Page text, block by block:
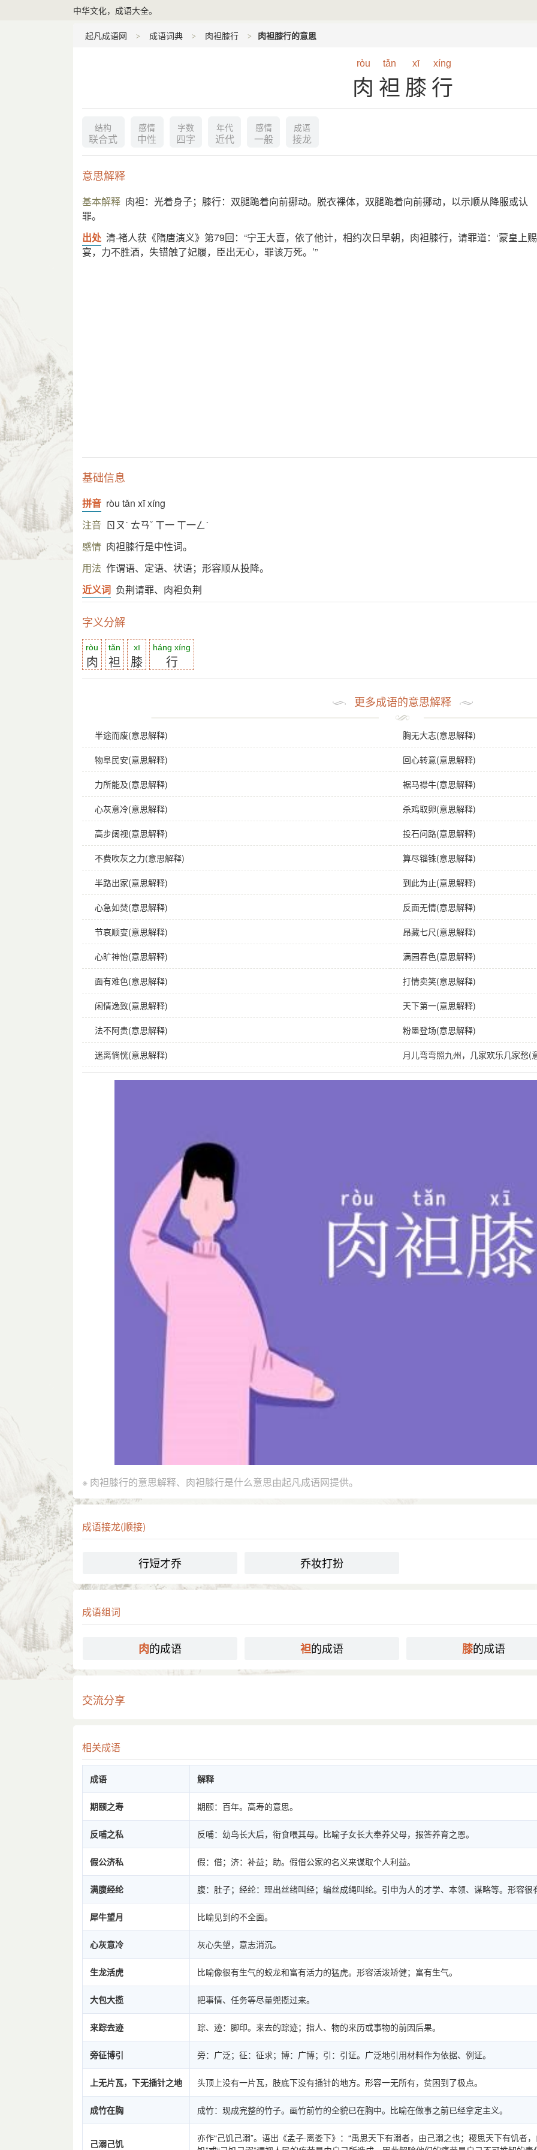
中华文化，成语大全。
起凡成语网 成语词典 肉袒膝行 肉袒膝行的意思
ròu tǎn xī xíng
肉袒膝行
结构
联合式
感情
中性
字数
四字
年代
近代
感情
一般
成语
接龙
意思解释
基本解释 肉袒：光着身子；膝行：双腿跪着向前挪动。脱衣裸体，双腿跪着向前挪动，以示顺从降服或认
罪。
出处 清·褚人获《隋唐演义》第79回：“宁王大喜，依了他计，相约次日早朝，肉袒膝行，请罪道：‘蒙皇上赐
宴，力不胜酒，失错触了妃履，臣出无心，罪该万死。’”
基础信息
拼音 ròu tǎn xī xíng
注音 ㄖㄡˋ ㄊㄢˇ ㄒ一 ㄒ一ㄥˊ
感情 肉袒膝行是中性词。
用法 作谓语、定语、状语；形容顺从投降。
近义词 负荆请罪、肉袒负荆
字义分解
ròu
肉
tǎn
袒
xī
膝
háng xíng
行
更多成语的意思解释
半途而废(意思解释) 胸无大志(意思解释)
物阜民安(意思解释) 回心转意(意思解释)
力所能及(意思解释) 裾马襟牛(意思解释)
心灰意冷(意思解释) 杀鸡取卵(意思解释)
高步阔视(意思解释) 投石问路(意思解释)
不费吹灰之力(意思解释) 算尽锱铢(意思解释)
半路出家(意思解释) 到此为止(意思解释)
心急如焚(意思解释) 反面无情(意思解释)
节哀顺变(意思解释) 昂藏七尺(意思解释)
心旷神怡(意思解释) 满园春色(意思解释)
面有难色(意思解释) 打情卖笑(意思解释)
闲情逸致(意思解释) 天下第一(意思解释)
法不阿贵(意思解释) 粉墨登场(意思解释)
迷离惝恍(意思解释) 月儿弯弯照九州，几家欢乐几家愁(
※ 肉袒膝行的意思解释、肉袒膝行是什么意思由起凡成语网提供。
成语接龙(顺接)
行短才乔 乔妆打扮
成语组词
肉的成语 袒的成语 膝的成语
交流分享
相关成语
成语 解释
期颐之寿 期颐：百年。高寿的意思。
反哺之私 反哺：幼鸟长大后，衔食喂其母。比喻子女长大奉养父母，报答养育之恩。
假公济私 假：借；济：补益；助。假借公家的名义来谋取个人利益。
满腹经纶 腹：肚子；经纶：理出丝绪叫经；编丝成绳叫纶。引申为人的才学、本领、谋略等。形容很
犀牛望月 比喻见到的不全面。
心灰意冷 灰心失望，意志消沉。
生龙活虎 比喻像很有生气的蛟龙和富有活力的猛虎。形容活泼矫健；富有生气。
大包大揽 把事情、任务等尽量兜揽过来。
来踪去迹 踪、迹：脚印。来去的踪迹；指人、物的来历或事物的前因后果。
旁征博引 旁：广泛；征：征求；博：广博；引：引证。广泛地引用材料作为依据、例证。
上无片瓦，下无插针之地 头顶上没有一片瓦，肢底下没有插针的地方。形容一无所有，贫困到了极点。
成竹在胸 成竹：现成完整的竹子。画竹前竹的全貌已在胸中。比喻在做事之前已经拿定主义。
己溺己饥
亦作“己饥己溺”。语出《孟子·离娄下》：“禹思天下有溺者，由己溺之也；稷思天下有饥者